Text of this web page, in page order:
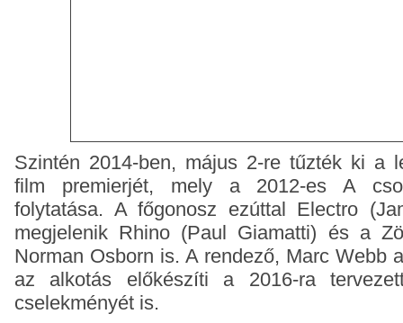
Szintén 2014-ben, május 2-re tűzték ki a
film premierjét, mely a 2012-es A
folytatása. A főgonosz ezúttal Electro
megjelenik Rhino (Paul Giamatti) és a
Norman Osborn is. A rendező, Marc Webb
az alkotás előkészíti a 2016-ra
cselekményét is.